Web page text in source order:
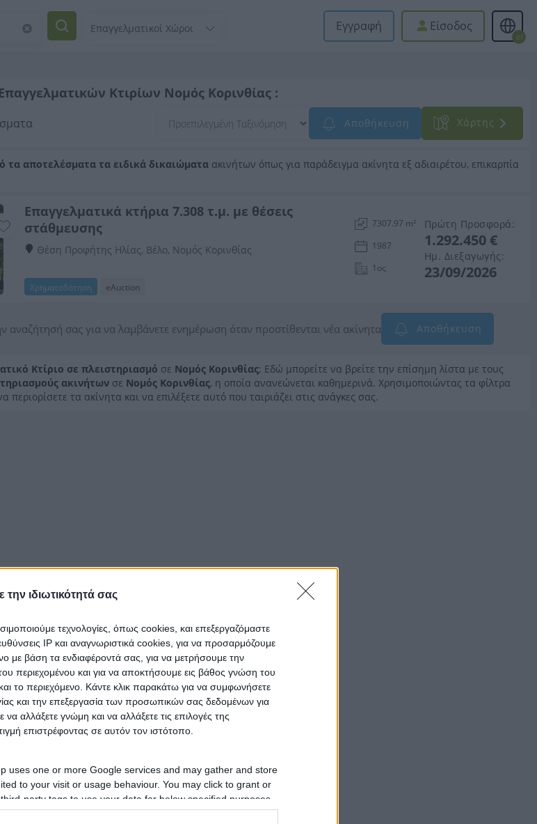
την ιδιωτικότητά σας
τεχνολογίες, όπως cookies, και επεξεργαζόμαστε
IP και αναγνωριστικά cookies, για να προσαρμόζουμε
με βάση τα ενδιαφέροντά σας, για να μετρήσουμε την
περιεχομένου και για να αποκτήσουμε εις βάθος γνώση του
και το περιεχόμενο. Κάντε κλικ παρακάτω για να συμφωνήσετε
και την επεξεργασία των προσωπικών σας δεδομένων για
αλλάξετε γνώμη και να αλλάξετε τις επιλογές της
επιστρέφοντας σε αυτόν τον ιστότοπο.
uses one or more Google services and may gather and store
to your visit or usage behaviour. You may click to grant or
party tags to use your data for below specified purposes
Εγγραφή Είσοδος
el
Κτιρίων Νομός Κορινθίας :
Αποθήκευση Xάρτης
τα αποτελέσματα τα ειδικά δικαιώματα ακινήτων όπως για παράδειγμα ακίνητα εξ αδιαιρέτου, επικαρπία
Επαγγελματικά κτήρια 7.308 τ.μ. με θέσεις
στάθμευσης
Θέση Προφήτης Ηλίας, Βέλο, Νομός Κορινθίας
Χρηματοδότηση eAuction
7307.97 m²
1987
1ος
Πρώτη Προσφορά:
1.292.450 €
Ημ. Διεξαγωγής:
23/09/2026
αναζήτησή σας για να λαμβάνετε ενημέρωση όταν προστίθενται νέα ακίνητα Αποθήκευση
Κτίριο σε πλειστηριασμό σε Νομός Κορινθίας; Εδώ μπορείτε να βρείτε την επίσημη λίστα με τους
ακινήτων σε Νομός Κορινθίας, η οποία ανανεώνεται καθημερινά. Χρησιμοποιώντας τα φίλτρα
περιορίσετε τα ακίνητα και να επιλέξετε αυτό που ταιριάζει στις ανάγκες σας.